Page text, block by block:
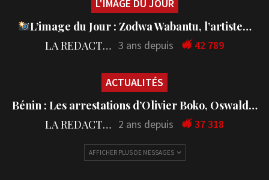
L'IMAGE DU JOUR
L’image du Jour : Zodwa Wabantu, l’artiste…
LA REDACTION 3 ans depuis 42 789
ACTUALITÉS
Bénin : Les arrestations d’Olivier Boko, Oswald…
LA REDACTION 2 ans depuis 37 318
AFFICHER PLUS DE MESSAGES